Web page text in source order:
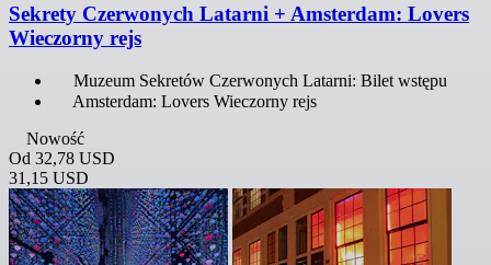
Sekrety Czerwonych Latarni + Amsterdam: Lovers
Wieczorny rejs
Muzeum Sekretów Czerwonych Latarni: Bilet wstępu
Amsterdam: Lovers Wieczorny rejs
Nowość
Od 32,78 USD
31,15 USD